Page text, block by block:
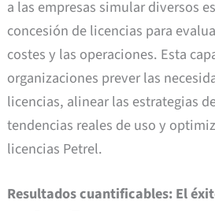
a las empresas simular diversos
concesión de licencias para
costes y las operaciones. Esta
organizaciones prever las
licencias, alinear las estrategias
tendencias reales de uso y
licencias Petrel.
Resultados cuantificables: El